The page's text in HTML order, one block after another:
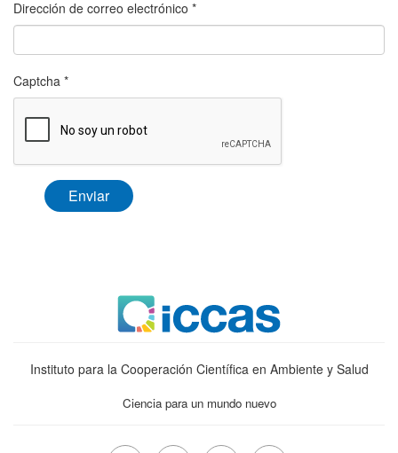
Dirección de correo electrónico *
Captcha *
Enviar
Instituto para la Cooperación Científica en Ambiente y Salud
Ciencia para un mundo nuevo